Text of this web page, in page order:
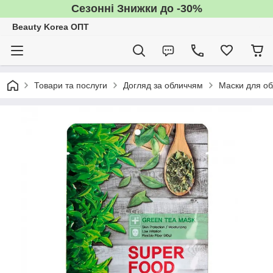
Сезонні Знижки до -30%
Beauty Korea ОПТ
Товари та послуги Догляд за обличчям Маски для